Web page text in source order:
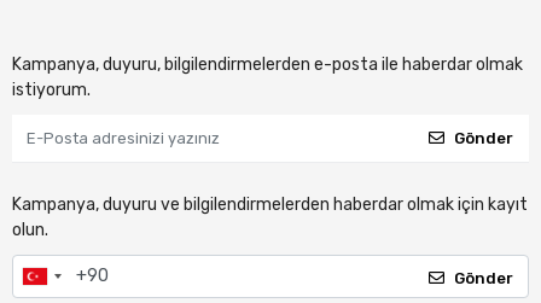
Kampanya, duyuru, bilgilendirmelerden e-posta ile haberdar olmak
istiyorum.
Gönder
Kampanya, duyuru ve bilgilendirmelerden haberdar olmak için kayıt
olun.
Gönder